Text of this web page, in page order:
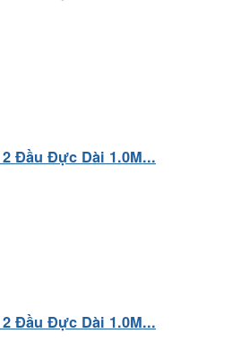
Đầu Đực Dài 1.0M...
Đầu Đực Dài 1.0M...